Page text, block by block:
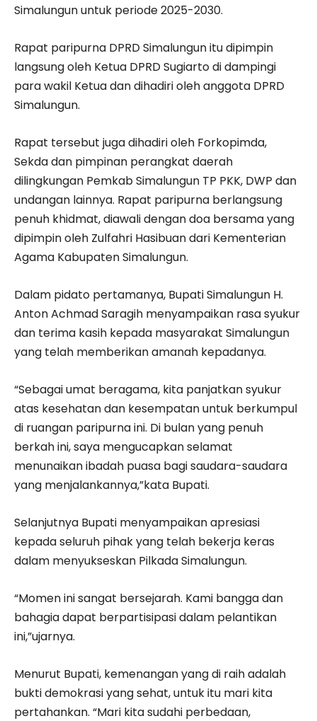
Simalungun untuk periode 2025-2030.
Rapat paripurna DPRD Simalungun itu dipimpin
langsung oleh Ketua DPRD Sugiarto di dampingi
para wakil Ketua dan dihadiri oleh anggota DPRD
Simalungun.
Rapat tersebut juga dihadiri oleh Forkopimda,
Sekda dan pimpinan perangkat daerah
dilingkungan Pemkab Simalungun TP PKK, DWP dan
undangan lainnya. Rapat paripurna berlangsung
penuh khidmat, diawali dengan doa bersama yang
dipimpin oleh Zulfahri Hasibuan dari Kementerian
Agama Kabupaten Simalungun.
Dalam pidato pertamanya, Bupati Simalungun H.
Anton Achmad Saragih menyampaikan rasa syukur
dan terima kasih kepada masyarakat Simalungun
yang telah memberikan amanah kepadanya.
“Sebagai umat beragama, kita panjatkan syukur
atas kesehatan dan kesempatan untuk berkumpul
di ruangan paripurna ini. Di bulan yang penuh
berkah ini, saya mengucapkan selamat
menunaikan ibadah puasa bagi saudara-saudara
yang menjalankannya,”kata Bupati.
Selanjutnya Bupati menyampaikan apresiasi
kepada seluruh pihak yang telah bekerja keras
dalam menyukseskan Pilkada Simalungun.
“Momen ini sangat bersejarah. Kami bangga dan
bahagia dapat berpartisipasi dalam pelantikan
ini,”ujarnya.
Menurut Bupati, kemenangan yang di raih adalah
bukti demokrasi yang sehat, untuk itu mari kita
pertahankan. “Mari kita sudahi perbedaan,